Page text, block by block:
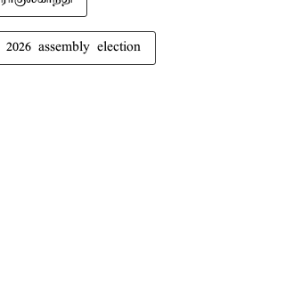
2026 assembly election